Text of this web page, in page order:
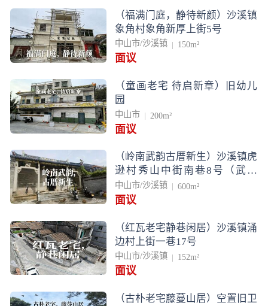
（福满门庭，静待新颜）沙溪镇
象角村象角新厚上街5号
中山市/沙溪镇 150m²
面议
（童画老宅 待启新章）旧幼儿
园
中山市 200m²
面议
（岭南武韵古厝新生）沙溪镇虎
逊村秀山中街南巷8号（武术
馆）
中山市/沙溪镇 600m²
面议
（红瓦老宅静巷闲居）沙溪镇涌
边村上街一巷17号
中山市/沙溪镇 152m²
面议
（古朴老宅藤蔓山居）空置旧卫